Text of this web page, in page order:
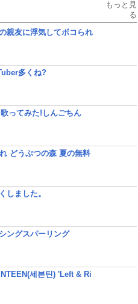
もっと見
る
親友に浮気してボコられ
多くね?
ってみた!しんごちん
どうぶつの森 夏の無料
しました。
ングスパーリング
세븐틴) 'Left & Ri